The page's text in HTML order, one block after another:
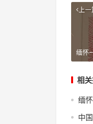
上
缅怀
相
缅
中